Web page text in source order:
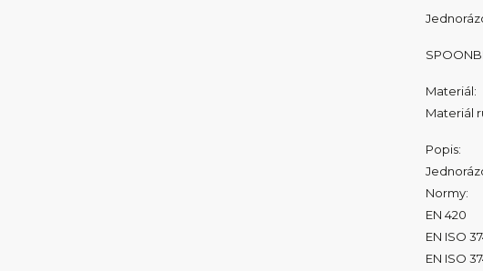
Materiál:
Materiál
Popis:
Normy:
EN 420
EN ISO
EN ISO